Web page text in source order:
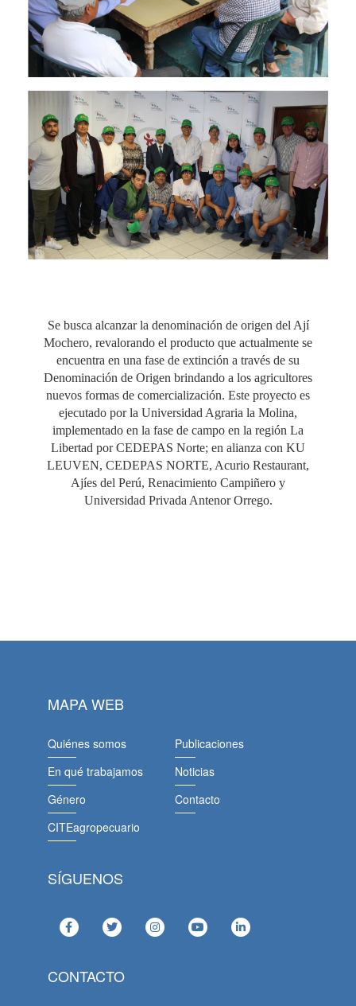
Se busca alcanzar la denominación de origen del Ají
Mochero, revalorando el producto que actualmente se
encuentra en una fase de extinción a través de su
Denominación de Origen brindando a los agricultores
nuevos formas de comercialización. Este proyecto es
ejecutado por la Universidad Agraria la Molina,
implementado en la fase de campo en la región La
Libertad por CEDEPAS Norte; en alianza con KU
LEUVEN, CEDEPAS NORTE, Acurio Restaurant,
Ajíes del Perú, Renacimiento Campiñero y
Universidad Privada Antenor Orrego.
MAPA WEB
Quiénes somos
En qué trabajamos
Género
CITEagropecuario
Publicaciones
Noticias
Contacto
SÍGUENOS
CONTACTO